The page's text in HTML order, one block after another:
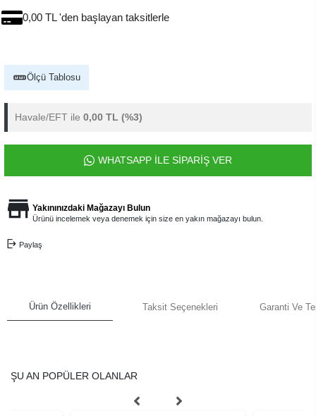
0,00 TL 'den başlayan taksitlerle
Ölçü Tablosu
Havale/EFT ile 0,00 TL (%3)
WHATSAPP İLE SİPARİŞ VER
Yakınınızdaki Mağazayı Bulun
Ürünü incelemek veya denemek için size en yakın mağazayı bulun.
Paylaş
Ürün Özellikleri Taksit Seçenekleri Garanti Ve
ŞU AN POPÜLER OLANLAR